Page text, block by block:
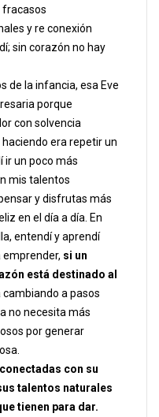
fracasos
y re conexión
sin corazón no hay
de la infancia, esa Eve
porque
con solvencia
era repetir un
ir un poco más
mis talentos
y disfrutas más
en el día a día. En
entendí y aprendí
si un
está destinado al
a pasos
no necesita más
por generar
con su
talentos naturales
tienen para dar.